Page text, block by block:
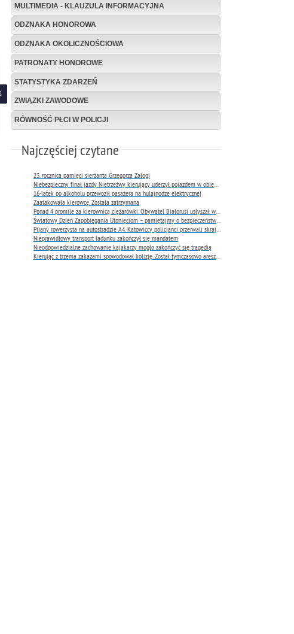
MULTIMEDIA - KLAUZULA INFORMACYJNA
ODZNAKA HONOROWA
ODZNAKA OKOLICZNOŚCIOWA
PATRONATY HONOROWE
STATYSTYKA ZDARZEŃ
ZWIĄZKI ZAWODOWE
RÓWNOŚĆ PŁCI W POLICJI
Najczęściej czytane
23. rocznica pamięci sierżanta Grzegorza Załogi
16-latek po alkoholu przewoził pasażera na hulajnodze elektrycznej
Zaatakowała kierowcę. Została zatrzymana
Nieprawidłowy transport ładunku zakończył się mandatem
Nieodpowiedzialne zachowanie kajakarzy mogło zakończyć się tragedią